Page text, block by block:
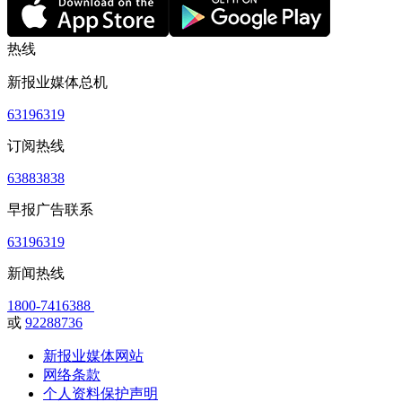
热线
新报业媒体总机
63196319
订阅热线
63883838
早报广告联系
63196319
新闻热线
1800-7416388
或 92288736
新报业媒体网站
网络条款
个人资料保护声明